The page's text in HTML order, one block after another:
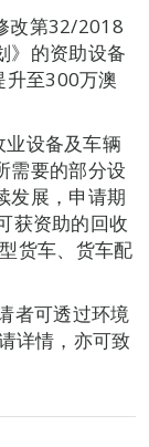
改第32/2018
》的资助设备
升至300万澳
设备及车辆
需要的部分设
发展，申请期
获资助的回收
货车、货车配
者可透过环境
详情，亦可致